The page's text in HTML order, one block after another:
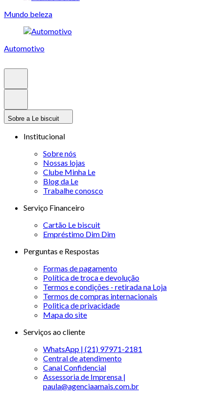
Mundo beleza
Automotivo
Sobre a Le biscuit
Institucional
Sobre nós
Nossas lojas
Clube Minha Le
Blog da Le
Trabalhe conosco
Serviço Financeiro
Cartão Le biscuit
Empréstimo Dim Dim
Perguntas e Respostas
Formas de pagamento
Política de troca e devolução
Termos e condições - retirada na Loja
Termos de compras internacionais
Politica de privacidade
Mapa do site
Serviços ao cliente
WhatsApp | (21) 97971-2181
Central de atendimento
Canal Confidencial
Assessoria de Imprensa |
paula@agenciaamais.com.br